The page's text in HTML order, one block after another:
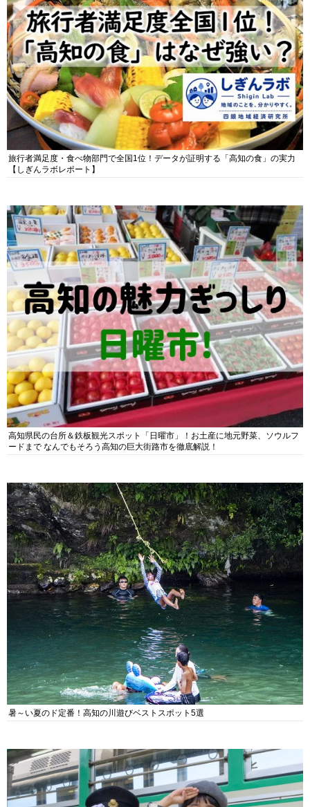
旅行者満足度・食べ物部門で全国1位！データが証明する「高知の食」の実力
【しぎんラボレポート】
高知県民の台所＆鉄板観光スポット「日曜市」！お土産に地元野菜、ソウルフ
ードまで なんでもそろう高知の巨大街路市を徹底解説！
暑～い夏のド定番！高知の川遊びベストスポット5選